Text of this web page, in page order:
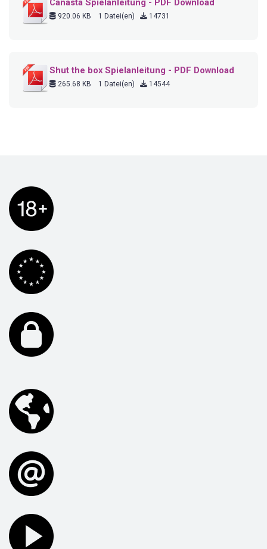
Canasta Spielanleitung - PDF Download
920.06 KB 1 Datei(en) 14731
Shut the box Spielanleitung - PDF Download
265.68 KB 1 Datei(en) 14544